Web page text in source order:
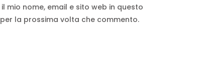
il mio nome, email e sito web in questo
la prossima volta che commento.